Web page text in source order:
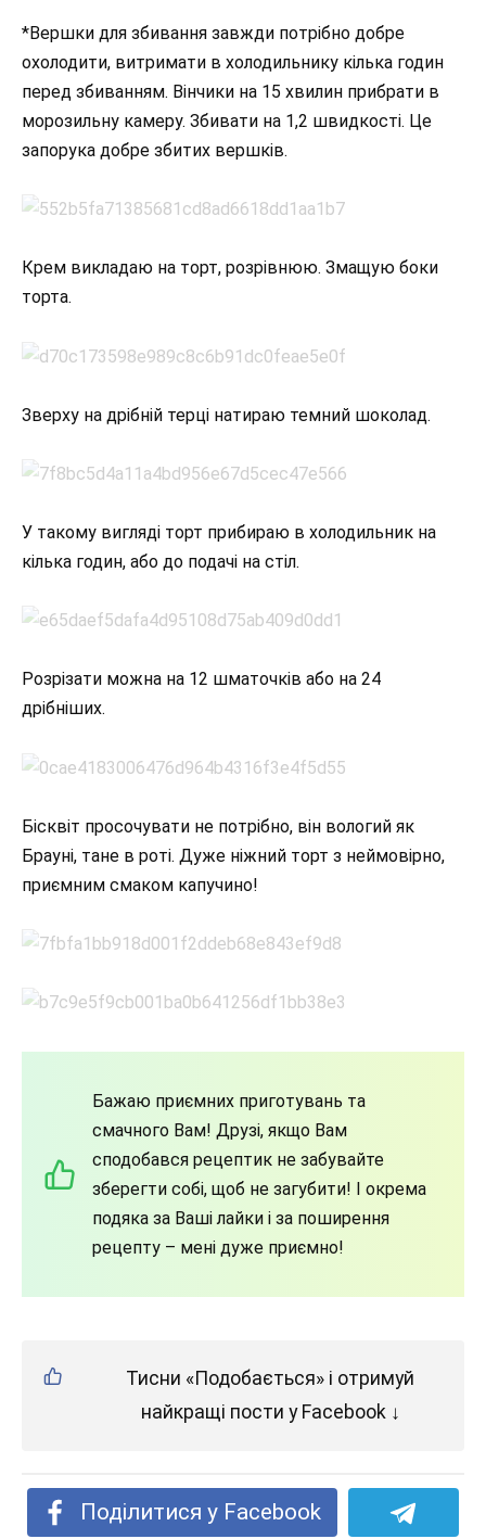
*Вершки для збивання завжди потрібно добре
охолодити, витримати в холодильнику кілька годин
перед збиванням. Вінчики на 15 хвилин прибрати в
морозильну камеру. Збивати на 1,2 швидкості. Це
запорука добре збитих вершків.
Крем викладаю на торт, розрівнюю. Змащую боки
торта.
Зверху на дрібній терці натираю темний шоколад.
У такому вигляді торт прибираю в холодильник на
кілька годин, або до подачі на стіл.
Розрізати можна на 12 шматочків або на 24
дрібніших.
Бісквіт просочувати не потрібно, він вологий як
Брауні, тане в роті. Дуже ніжний торт з неймовірно,
приємним смаком капучино!
Бажаю приємних приготувань та
смачного Вам! Друзі, якщо Вам
сподобався рецептик не забувайте
зберегти собі, щоб не загубити! І окрема
подяка за Ваші лайки і за поширення
рецепту – мені дуже приємно!
Тисни «Подобається» і отримуй
найкращі пости у Facebook ↓
Поділитися у Facebook